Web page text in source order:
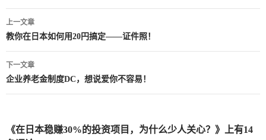
文
章
导
上一文章
教你在日本如何用20円搞定——证件照！
下一文章
企业养老金制度DC，想说爱你不容易！
《在日本稳赚30%的投资项目，为什么少人关心？》上有14